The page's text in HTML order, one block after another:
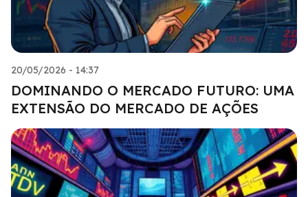
20/05/2026 - 14:37
DOMINANDO O MERCADO FUTURO: UMA
EXTENSÃO DO MERCADO DE AÇÕES